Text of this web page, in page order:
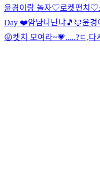
윤경이랑 놀자♡로켓펀치♡
Day ❤️얌냠나난냐🎵 🦊윤경
😛켓치 모여라~💗.....?ㄷ,다